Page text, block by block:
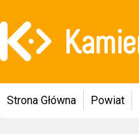
Strona Główna Powiat